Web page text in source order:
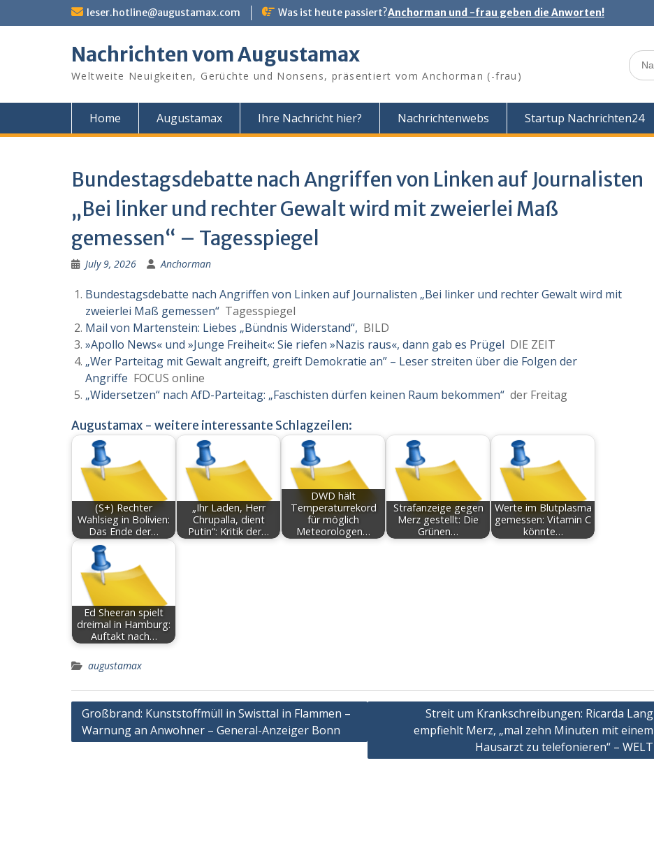
leser.hotline@augustamax.com Was ist heute passiert?Anchorman und -frau geben die Anworten!
Nachrichten vom Augustamax
Weltweite Neuigkeiten, Gerüchte und Nonsens, präsentiert vom Anchorman (-frau)
Search
for:
Home Augustamax Ihre Nachricht hier? Nachrichtenwebs Startup Nachrichten24
Bundestagsdebatte nach Angriffen von Linken auf Journalisten
„Bei linker und rechter Gewalt wird mit zweierlei Maß
gemessen“ – Tagesspiegel
July 9, 2026 Anchorman
Bundestagsdebatte nach Angriffen von Linken auf Journalisten „Bei linker und rechter Gewalt wird mit
zweierlei Maß gemessen“ Tagesspiegel
Mail von Martenstein: Liebes „Bündnis Widerstand“, BILD
»Apollo News« und »Junge Freiheit«: Sie riefen »Nazis raus«, dann gab es Prügel DIE ZEIT
„Wer Parteitag mit Gewalt angreift, greift Demokratie an” – Leser streiten über die Folgen der
Angriffe FOCUS online
„Widersetzen“ nach AfD-Parteitag: „Faschisten dürfen keinen Raum bekommen“ der Freitag
Augustamax - weitere interessante Schlagzeilen:
(S+) Rechter
Wahlsieg in Bolivien:
Das Ende der…
„Ihr Laden, Herr
Chrupalla, dient
Putin“: Kritik der…
DWD hält
Temperaturrekord
für möglich
Meteorologen…
Strafanzeige gegen
Merz gestellt: Die
Grünen…
Werte im Blutplasma
gemessen: Vitamin C
könnte…
Ed Sheeran spielt
dreimal in Hamburg:
Auftakt nach…
augustamax
Post
navigation
Großbrand: Kunststoffmüll in Swisttal in Flammen –
Warnung an Anwohner – General-Anzeiger Bonn
Streit um Krankschreibungen: Ricarda Lang
empfiehlt Merz, „mal zehn Minuten mit einem
Hausarzt zu telefonieren“ – WELT